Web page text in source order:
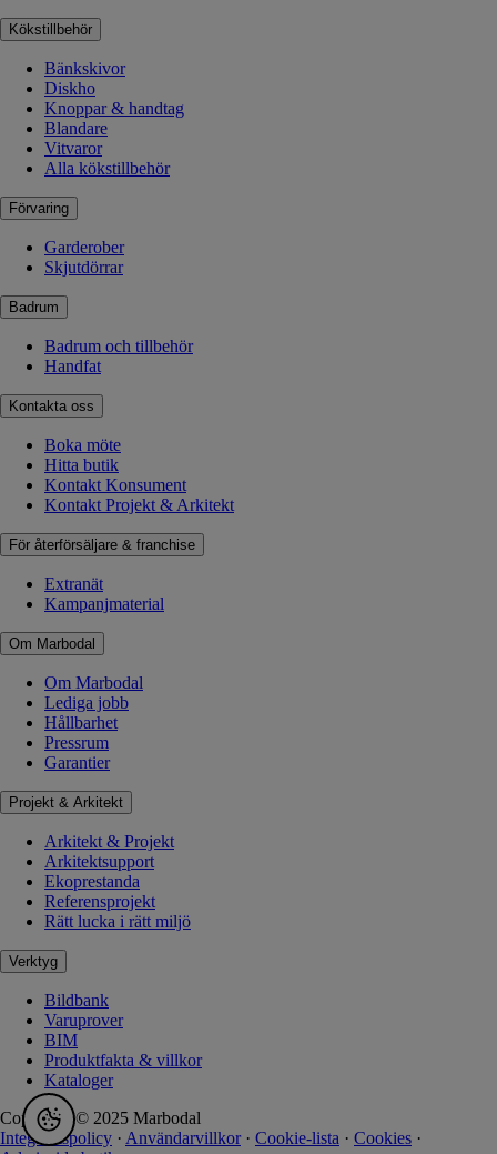
Kökstillbehör
Bänkskivor
Diskho
Knoppar & handtag
Blandare
Vitvaror
Alla kökstillbehör
Förvaring
Garderober
Skjutdörrar
Badrum
Badrum och tillbehör
Handfat
Kontakta oss
Boka möte
Hitta butik
Kontakt Konsument
Kontakt Projekt & Arkitekt
För återförsäljare & franchise
Extranät
Kampanjmaterial
Om Marbodal
Om Marbodal
Lediga jobb
Hållbarhet
Pressrum
Garantier
Projekt & Arkitekt
Arkitekt & Projekt
Arkitektsupport
Ekoprestanda
Referensprojekt
Rätt lucka i rätt miljö
Verktyg
Bildbank
Varuprover
BIM
Produktfakta & villkor
Kataloger
Copyright © 2025 Marbodal
Integritetspolicy · Användarvillkor · Cookie-lista · Cookies ·